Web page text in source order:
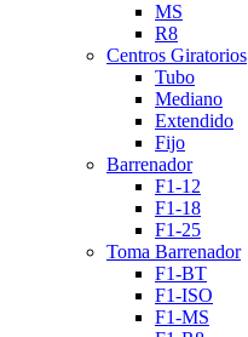
MS
R8
Centros Giratorios
Tubo
Mediano
Extendido
Fijo
Barrenador
F1-12
F1-18
F1-25
Toma Barrenador
F1-BT
F1-ISO
F1-MS